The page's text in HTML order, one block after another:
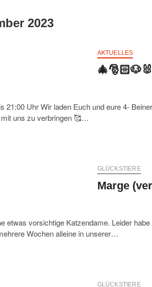
2023
AKTUELLES
21:00 Uhr Wir laden Euch und eure 4-
uns zu verbringen 🥰…
GLÜCKSTIERE
Marge
etwas vorsichtige Katzendame. Leider
Wochen alleine in unserer…
GLÜCKSTIERE